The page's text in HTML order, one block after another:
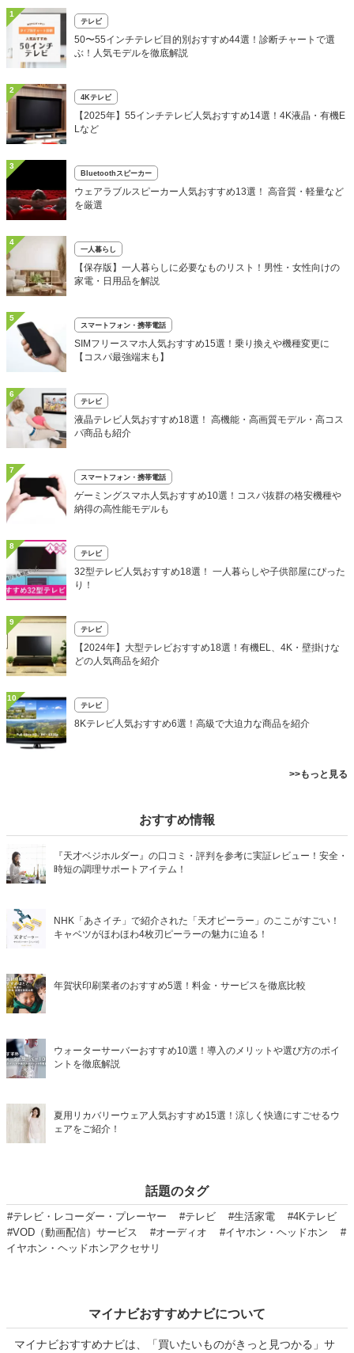
1
テレビ
50〜55インチテレビ目的別おすすめ44選！診断チャートで選
ぶ！人気モデルを徹底解説
2
4Kテレビ
【2025年】55インチテレビ人気おすすめ14選！4K液晶・有機E
Lなど
3
Bluetoothスピーカー
ウェアラブルスピーカー人気おすすめ13選！ 高音質・軽量など
を厳選
4
一人暮らし
【保存版】一人暮らしに必要なものリスト！男性・女性向けの
家電・日用品を解説
5
スマートフォン・携帯電話
SIMフリースマホ人気おすすめ15選！乗り換えや機種変更に
【コスパ最強端末も】
6
テレビ
液晶テレビ人気おすすめ18選！ 高機能・高画質モデル・高コス
パ商品も紹介
7
スマートフォン・携帯電話
ゲーミングスマホ人気おすすめ10選！コスパ抜群の格安機種や
納得の高性能モデルも
8
テレビ
32型テレビ人気おすすめ18選！ 一人暮らしや子供部屋にぴった
り！
9
テレビ
【2024年】大型テレビおすすめ18選！有機EL、4K・壁掛けな
どの人気商品を紹介
10
テレビ
8Kテレビ人気おすすめ6選！高級で大迫力な商品を紹介
>>もっと見る
おすすめ情報
『天才ベジホルダー』の口コミ・評判を参考に実証レビュー！安全・
時短の調理サポートアイテム！
NHK「あさイチ」で紹介された「天才ピーラー」のここがすごい！
キャベツがほわほわ4枚刃ピーラーの魅力に迫る！
年賀状印刷業者のおすすめ5選！料金・サービスを徹底比較
ウォーターサーバーおすすめ10選！導入のメリットや選び方のポイ
ントを徹底解説
夏用リカバリーウェア人気おすすめ15選！涼しく快適にすごせるウ
ェアをご紹介！
話題のタグ
#テレビ・レコーダー・プレーヤー #テレビ #生活家電
#4Kテレビ
#VOD（動画配信）サービス
#オーディオ #イヤホン・ヘッドホン
#
イヤホン・ヘッドホンアクセサリ
マイナビおすすめナビについて
マイナビおすすめナビは、「買いたいものがきっと見つかる」サ